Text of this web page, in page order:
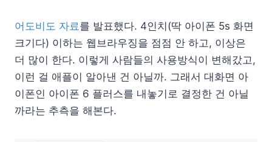
어도비도 자료를 발표했다. 4인치(딱 아이폰 5s 화면
크기다) 이하는 웹브라우징을 점점 안 하고, 이상은
더 많이 한다. 이렇게 사람들의 사용방식이 변해갔고,
이런 걸 애플이 알아낸 건 아닐까. 그래서 대화면 아
이폰인 아이폰 6 플러스를 내놓기로 결정한 건 아닐
까라는 추측을 해본다.